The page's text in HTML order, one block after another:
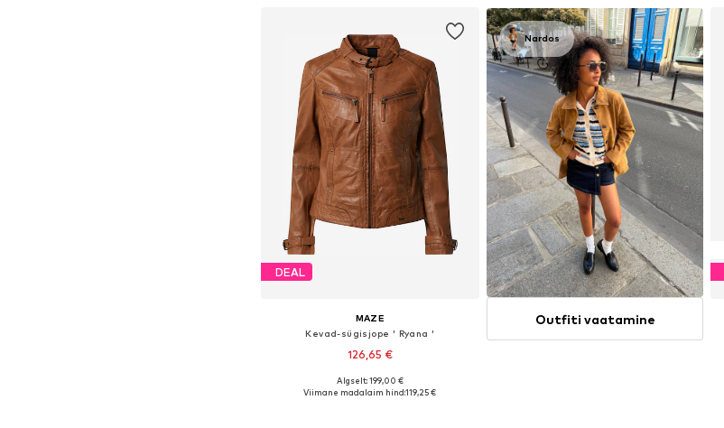
DEAL
MAZE
Kevad-sügisjope ' Ryana '
126,65 €
+14
Saadaolevad suurused: XS, S, M, L, XL, XXL
Algselt: 199,00 €
Viimane madalaim hind:119,25 €
Nardos
Outfiti vaatamine